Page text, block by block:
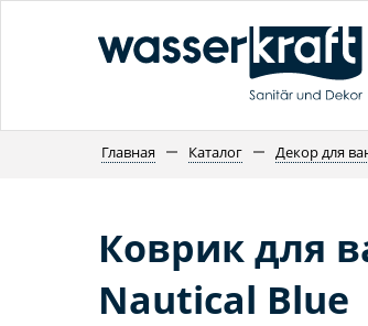
Главная Каталог Декор для
Коврик для
Nautical Blue